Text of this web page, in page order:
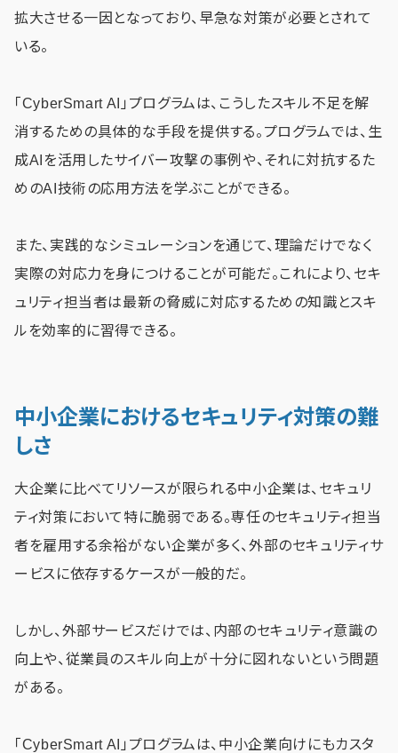
拡大させる一因となっており、早急な対策が必要とされて
いる。
「CyberSmart AI」プログラムは、こうしたスキル不足を解
消するための具体的な手段を提供する。プログラムでは、生
成AIを活用したサイバー攻撃の事例や、それに対抗するた
めのAI技術の応用方法を学ぶことができる。
また、実践的なシミュレーションを通じて、理論だけでなく
実際の対応力を身につけることが可能だ。これにより、セキ
ュリティ担当者は最新の脅威に対応するための知識とスキ
ルを効率的に習得できる。
中小企業におけるセキュリティ対策の難
しさ
大企業に比べてリソースが限られる中小企業は、セキュリ
ティ対策において特に脆弱である。専任のセキュリティ担当
者を雇用する余裕がない企業が多く、外部のセキュリティサ
ービスに依存するケースが一般的だ。
しかし、外部サービスだけでは、内部のセキュリティ意識の
向上や、従業員のスキル向上が十分に図れないという問題
がある。
「CyberSmart AI」プログラムは、中小企業向けにもカスタ